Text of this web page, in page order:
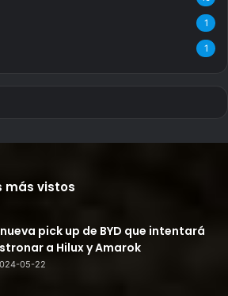
1
1
más vistos
pick up de BYD que intentará
a Hilux y Amarok
05-22